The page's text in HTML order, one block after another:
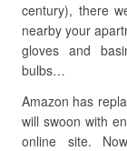
century), there
nearby your
gloves and
bulbs…
Amazon has
will swoon with
online site.